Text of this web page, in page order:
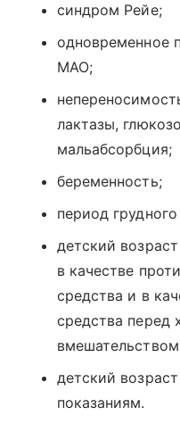
синдром Рейе;
одновременное
МАО;
лактазы,
мальабсорбция;
беременность;
период
детский
в качестве
средства и в
средства перед
детский
показаниям.